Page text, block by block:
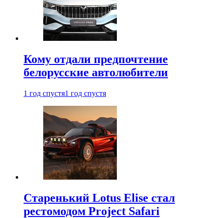
Кому отдали предпочтение
белорусские автолюбители
1 год спустя1 год спустя
Старенький Lotus Elise стал
рестомодом Project Safari